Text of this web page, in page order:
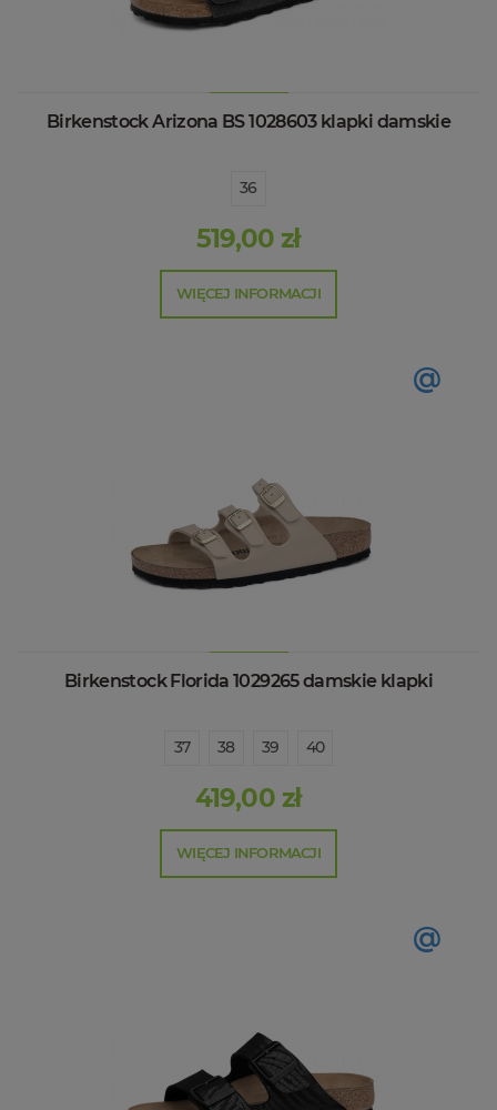
Birkenstock Arizona BS 1028603 klapki damskie
36
519,00 zł
WIĘCEJ INFORMACJI
@
Birkenstock Florida 1029265 damskie klapki
37 38 39 40
419,00 zł
WIĘCEJ INFORMACJI
@